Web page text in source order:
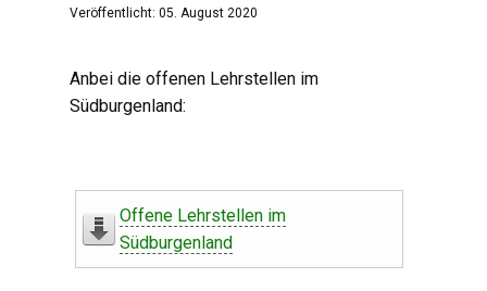
Veröffentlicht: 05. August 2020
Anbei die offenen Lehrstellen im
Südburgenland:
Offene Lehrstellen im
Südburgenland